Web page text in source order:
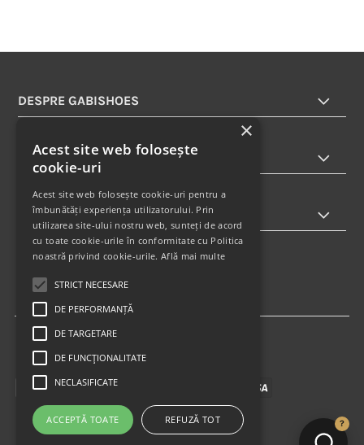
DESPRE GABISHOES
INFORMATII
ABONARE LA NEWSLETTER
?
×
Acest site web folosește
cookie-uri
Acest site web folosește cookie-uri pentru a
îmbunătăți experiența utilizatorului. Prin
utilizarea site-ului nostru web, sunteți de acord
cu toate cookie-urile în conformitate cu Politica
noastră privind cookie-urile.Află mai multe
STRICT NECESARE
DE PERFORMANȚĂ
DE TARGETARE
DE FUNCŢIONALITATE
NECLASIFICATE
ACCEPTĂ TOATE REFUZĂ TOT